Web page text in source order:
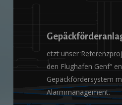
etzt unser
den Flughafen Genf“
Gepäckfördersystem
Alarmmanagement.